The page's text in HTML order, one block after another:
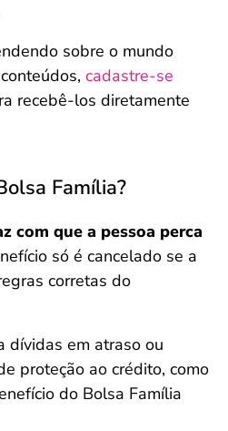
sobre o mundo
cadastre-se
recebê-los diretamente
Família?
com que a pessoa perca
só é cancelado se a
corretas do
dívidas em atraso ou
proteção ao crédito, como
do Bolsa Família